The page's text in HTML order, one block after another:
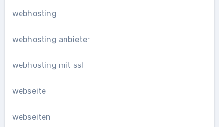
webhosting
webhosting anbieter
webhosting mit ssl
webseite
webseiten